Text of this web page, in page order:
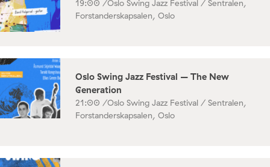
19:00 /Oslo Swing Jazz Festival / Sentralen,
Forstanderskapsalen, Oslo
Oslo Swing Jazz Festival – The New
Generation
21:00 /Oslo Swing Jazz Festival / Sentralen,
Forstanderskapsalen, Oslo